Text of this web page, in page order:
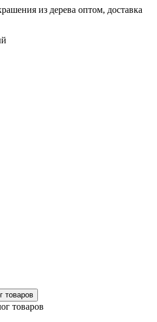
из дерева оптом, доставка
товаров
товаров